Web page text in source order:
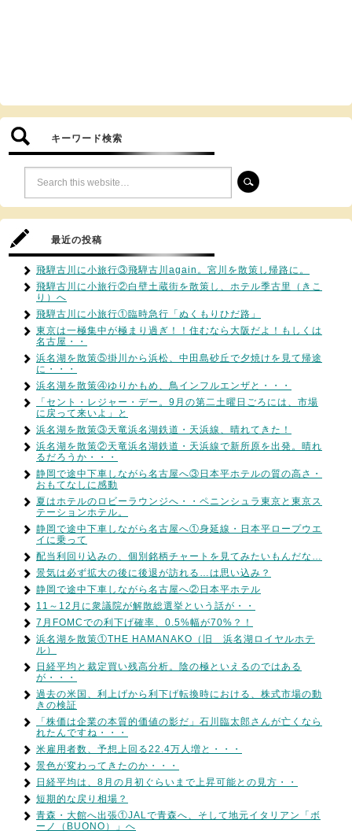
キーワード検索
最近の投稿
飛騨古川に小旅行③飛騨古川again。宮川を散策し帰路に。
飛騨古川に小旅行②白壁土蔵街を散策し、ホテル季古里（きこ
り）へ
飛騨古川に小旅行①臨時急行「ぬくもりひだ路」
東京は一極集中が極まり過ぎ！！住むなら大阪だよ！もしくは
名古屋・・
浜名湖を散策⑤掛川から浜松、中田島砂丘で夕焼けを見て帰途
に・・・
浜名湖を散策④ゆりかもめ、鳥インフルエンザと・・・
「セント・レジャー・デー。9月の第二土曜日ごろには、市場
に戻って来いよ」と
浜名湖を散策③天竜浜名湖鉄道・天浜線、晴れてきた！
浜名湖を散策②天竜浜名湖鉄道・天浜線で新所原を出発。晴れ
るだろうか・・・
静岡で途中下車しながら名古屋へ③日本平ホテルの質の高さ・
おもてなしに感動
夏はホテルのロビーラウンジへ・・ペニンシュラ東京と東京ス
テーションホテル。
静岡で途中下車しながら名古屋へ①身延線・日本平ロープウエ
イに乗って
配当利回り込みの、個別銘柄チャートを見てみたいもんだな…
景気は必ず拡大の後に後退が訪れる…は思い込み？
静岡で途中下車しながら名古屋へ②日本平ホテル
11～12月に衆議院が解散総選挙という話が・・
7月FOMCでの利下げ確率、0.5%幅が70%？！
浜名湖を散策①THE HAMANAKO（旧 浜名湖ロイヤルホテ
ル）
日経平均と裁定買い残高分析。陰の極といえるのではある
が・・・
過去の米国、利上げから利下げ転換時における、株式市場の動
きの検証
「株価は企業の本質的価値の影だ」石川臨太郎さんが亡くなら
れたんですね・・・
米雇用者数、予想上回る22.4万人増と・・・
景色が変わってきたのか・・・
日経平均は、8月の月初ぐらいまで上昇可能との見方・・
短期的な戻り相場？
青森・大館へ出張①JALで青森へ、そして地元イタリアン「ボ
ーノ（BUONO）」へ